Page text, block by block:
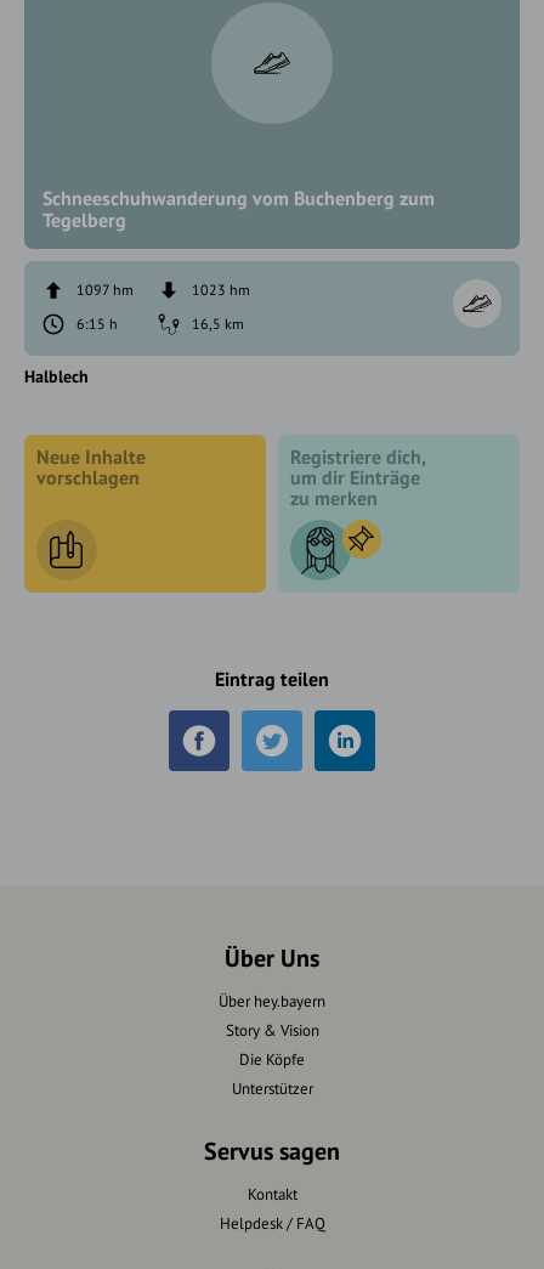
Schneeschuhwanderung vom Buchenberg zum
Tegelberg
1097 hm
1023 hm
6:15 h
16,5 km
Halblech
Neue Inhalte
vorschlagen
Registriere dich,
um dir Einträge
zu merken
Eintrag teilen
Über Uns
Über hey.bayern
Story & Vision
Die Köpfe
Unterstützer
Servus sagen
Kontakt
Helpdesk / FAQ